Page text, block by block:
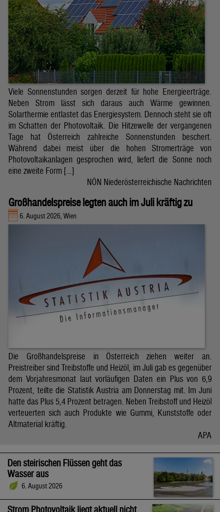
Viele Sonnenstunden sorgen derzeit für hohe Energieerträge.
Neben Strom lässt sich daraus auch Wärme gewinnen.
Solarthermie entlastet das Energiesystem. Dennoch steht sie oft
im Schatten der Photovoltaik. Die Hitzewelle der vergangenen
Tage hat Österreich zahlreiche Sonnenstunden beschert.
Während dabei meist über die hohen Stromerträge von
Photovoltaikanlagen gesprochen wird, liefert die Sonne noch
eine zweite Form […]
NÖN Niederösterreichische Nachrichten
Großhandelspreise legten auch im Juli kräftig zu
6. August 2026, Wien
Die Großhandelspreise in Österreich ziehen weiter an.
Preistreiber sind Treibstoffe und Heizöl, im Juli gab es gegenüber
dem Vorjahresmonat laut vorläufigen Daten ein Plus von 6,9
Prozent, teilte die Statistik Austria am Donnerstag mit. Im Juni
hatte das Plus 5,4 Prozent betragen. Neben Treibstoff und Heizöl
verteuerten sich auch Produkte wie Gummi, Kunststoffe oder
Altmaterial kräftig.
APA
Den steirischen Flüssen geht das
Wasser aus
6. August 2026
Strom Photovoltaik liegt aktuell nicht